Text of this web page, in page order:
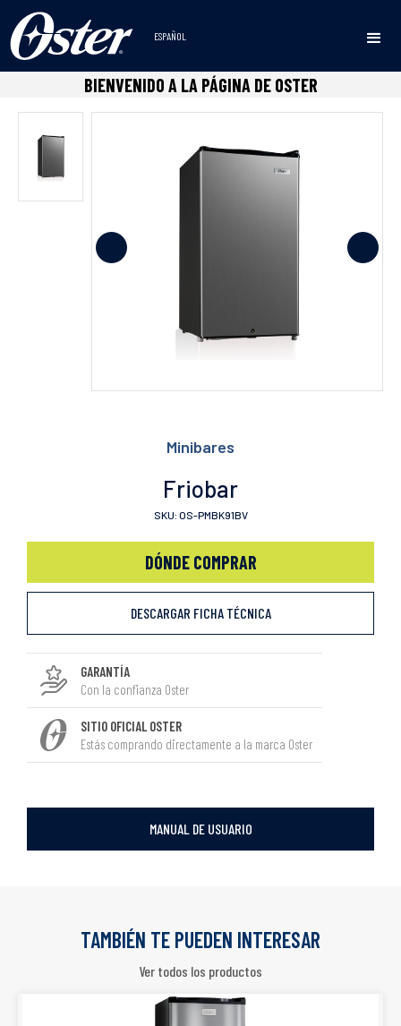
ESPAÑOL
BIENVENIDO A LA PÁGINA DE OSTER
Inicio • Refrigeradores • Minibares • Friobar
Minibares
Friobar
SKU: OS-PMBK91BV
DÓNDE COMPRAR
DESCARGAR FICHA TÉCNICA
GARANTÍA
Con la confianza Oster
SITIO OFICIAL OSTER
Estás comprando directamente a la marca Oster
MANUAL DE USUARIO
TAMBIÉN TE PUEDEN INTERESAR
Ver todos los productos